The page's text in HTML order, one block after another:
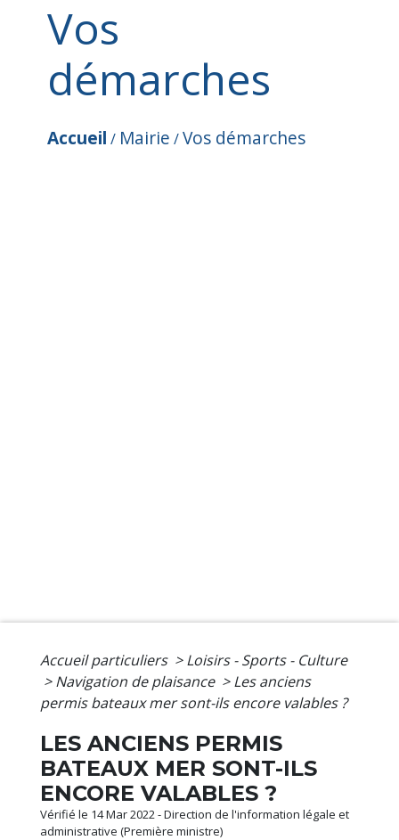
Vos
démarches
Accueil / Mairie /Vos démarches
Accueil particuliers > Loisirs - Sports - Culture
> Navigation de plaisance > Les anciens
permis bateaux mer sont-ils encore valables ?
LES ANCIENS PERMIS
BATEAUX MER SONT-ILS
ENCORE VALABLES ?
Vérifié le 14 Mar 2022 - Direction de l'information légale et
administrative (Première ministre)